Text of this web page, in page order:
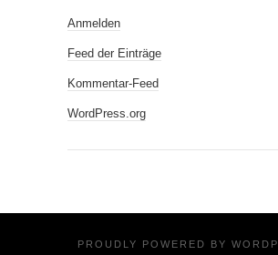
Anmelden
Feed der Einträge
Kommentar-Feed
WordPress.org
PROUDLY POWERED BY